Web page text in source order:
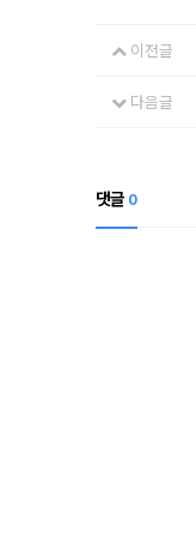
이전글
다음글
댓글 0